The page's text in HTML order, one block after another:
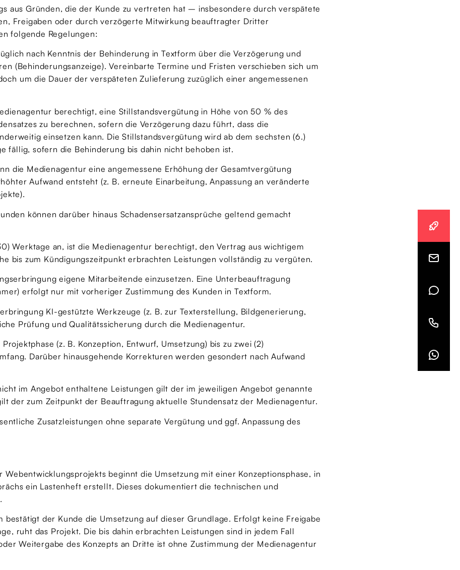
aus Gründen, die der Kunde zu vertreten hat – insbesondere durch verspätete
Freigaben oder durch verzögerte Mitwirkung beauftragter Dritter
folgende Regelungen:
nach Kenntnis der Behinderung in Textform über die Verzögerung und
(Behinderungsanzeige). Vereinbarte Termine und Fristen verschieben sich um
um die Dauer der verspäteten Zulieferung zuzüglich einer angemessenen
berechtigt, eine Stillstandsvergütung in Höhe von 50 % des
zu berechnen, sofern die Verzögerung dazu führt, dass die
einsetzen kann. Die Stillstandsvergütung wird ab dem sechsten (6.)
fällig, sofern die Behinderung bis dahin nicht behoben ist.
die Medienagentur eine angemessene Erhöhung der Gesamtvergütung
Aufwand entsteht (z. B. erneute Einarbeitung, Anpassung an veränderte
können darüber hinaus Schadensersatzansprüche geltend gemacht
Werktage an, ist die Medienagentur berechtigt, den Vertrag aus wichtigem
bis zum Kündigungszeitpunkt erbrachten Leistungen vollständig zu vergüten.
eigene Mitarbeitende einzusetzen. Eine Unterbeauftragung
erfolgt nur mit vorheriger Zustimmung des Kunden in Textform.
KI-gestützte Werkzeuge (z. B. zur Texterstellung, Bildgenerierung,
Prüfung und Qualitätssicherung durch die Medienagentur.
(z. B. Konzeption, Entwurf, Umsetzung) bis zu zwei (2)
Darüber hinausgehende Korrekturen werden gesondert nach Aufwand
im Angebot enthaltene Leistungen gilt der im jeweiligen Angebot genannte
der zum Zeitpunkt der Beauftragung aktuelle Stundensatz der Medienagentur.
Zusatzleistungen ohne separate Vergütung und ggf. Anpassung des
beginnt die Umsetzung mit einer Konzeptionsphase, in
ein Lastenheft erstellt. Dieses dokumentiert die technischen und
der Kunde die Umsetzung auf dieser Grundlage. Erfolgt keine Freigabe
ruht das Projekt. Die bis dahin erbrachten Leistungen sind in jedem Fall
Weitergabe des Konzepts an Dritte ist ohne Zustimmung der Medienagentur